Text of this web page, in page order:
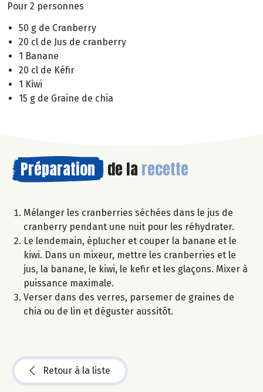
Pour 2 personnes
50 g de Cranberry
20 cl de Jus de cranberry
1 Banane
20 cl de Kéfir
1 Kiwi
15 g de Graine de chia
Préparation de la recette
Mélanger les cranberries séchées dans le jus de
cranberry pendant une nuit pour les réhydrater.
Le lendemain, éplucher et couper la banane et le
kiwi. Dans un mixeur, mettre les cranberries et le
jus, la banane, le kiwi, le kefir et les glaçons. Mixer à
puissance maximale.
Verser dans des verres, parsemer de graines de
chia ou de lin et déguster aussitôt.
Retour à la liste